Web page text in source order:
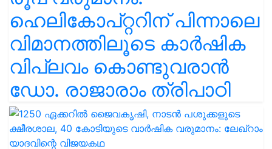
ഹെലികോപ്റ്ററിന് പിന്നാലെ
വിമാനത്തിലൂടെ കാർഷിക
വിപ്ലവം കൊണ്ടുവരാൻ
ഡോ. രാജാരാം ത്രിപാഠി